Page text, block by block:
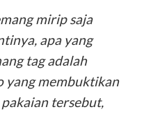
mirip saja
apa yang
tag adalah
yang membuktikan
tersebut,